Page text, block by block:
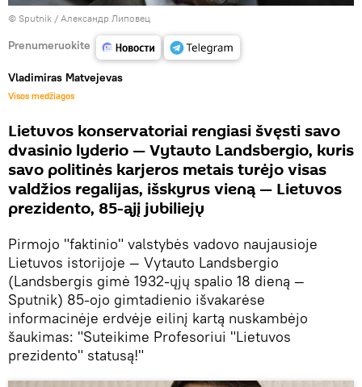
© Sputnik / Александр Липовец
Prenumeruokite
Vladimiras Matvejevas
Visos medžiagos
Lietuvos konservatoriai rengiasi švęsti savo
dvasinio lyderio — Vytauto Landsbergio, kuris
savo politinės karjeros metais turėjo visas
valdžios regalijas, išskyrus vieną — Lietuvos
prezidento, 85-ąjį jubiliejų
Pirmojo "faktinio" valstybės vadovo naujausioje
Lietuvos istorijoje — Vytauto Landsbergio
(Landsbergis gimė 1932-ųjų spalio 18 dieną —
Sputnik) 85-ojo gimtadienio išvakarėse
informacinėje erdvėje eilinį kartą nuskambėjo
šaukimas: "Suteikime Profesoriui "Lietuvos
prezidento" statusą!"